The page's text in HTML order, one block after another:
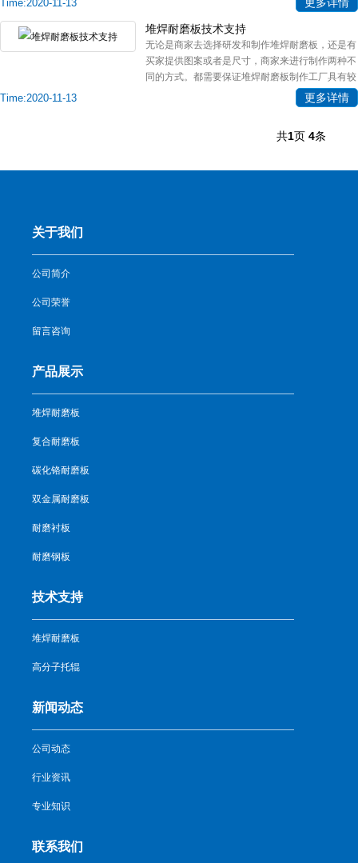
这种材料制成的托辊，重量是普通托辊的二分之一
左右，旋转惯性小，托辊与皮带之
Time:2020-11-13
堆焊耐磨板技术支持
无论是商家去选择研发和制作堆焊耐磨板，还是有
买家提供图案或者是尺寸，商家来进行制作两种不
同的方式。都需要保证堆焊耐磨板制作工厂具有较
高的制作工艺的，而且在制作过程当中，整个过程
必须要足够的严谨，能够更好的保证材质的选择，
Time:2020-11-13 更多详情
共1页 4条
关于我们
公司简介
公司荣誉
留言咨询
产品展示
堆焊耐磨板
复合耐磨板
碳化铬耐磨板
双金属耐磨板
耐磨衬板
耐磨钢板
技术支持
堆焊耐磨板
高分子托辊
新闻动态
公司动态
行业资讯
专业知识
联系我们